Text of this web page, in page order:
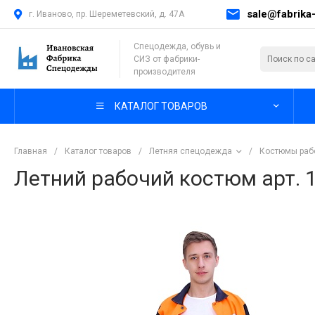
г. Иваново, пр. Шереметевский, д. 47А
Спецодежда, обувь и
СИЗ от фабрики-
производителя
КАТАЛОГ ТОВАРОВ
Главная / Каталог товаров / Летняя спецодежда / Костюмы
Летний рабочий костюм арт.